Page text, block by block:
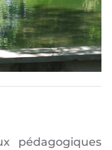
pédagogiques